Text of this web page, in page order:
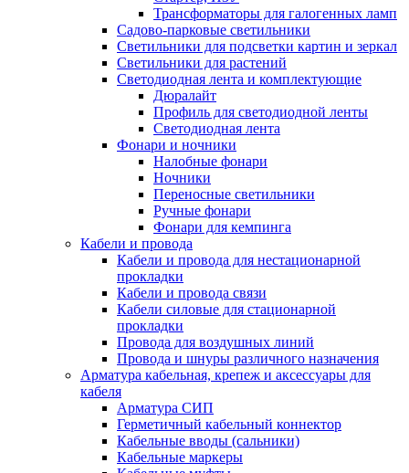
Трансформаторы для галогенных ламп
Садово-парковые светильники
Светильники для подсветки картин и зеркал
Светильники для растений
Светодиодная лента и комплектующие
Дюралайт
Профиль для светодиодной ленты
Светодиодная лента
Фонари и ночники
Налобные фонари
Ночники
Переносные светильники
Ручные фонари
Фонари для кемпинга
Кабели и провода
Кабели и провода для нестационарной
прокладки
Кабели и провода связи
Кабели силовые для стационарной
прокладки
Провода для воздушных линий
Провода и шнуры различного назначения
Арматура кабельная, крепеж и аксессуары для
кабеля
Арматура СИП
Герметичный кабельный коннектор
Кабельные вводы (сальники)
Кабельные маркеры